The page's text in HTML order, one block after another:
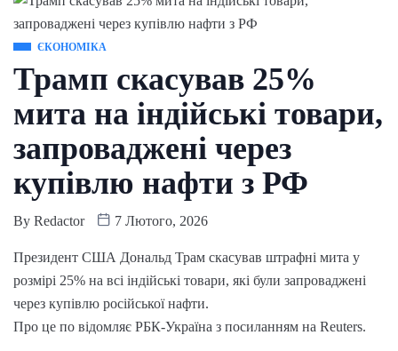
ЄКОНОМІКА
Трамп скасував 25%
мита на індійські товари,
запроваджені через
купівлю нафти з РФ
By Redactor 7 Лютого, 2026
Президент США Дональд Трам скасував штрафні мита у
розмірі 25% на всі індійські товари, які були запроваджені
через купівлю російської нафти.
Про це по відомляє РБК-Україна з посиланням на Reuters.